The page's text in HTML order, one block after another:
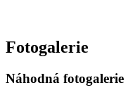
Fotogalerie
Náhodná fotogalerie